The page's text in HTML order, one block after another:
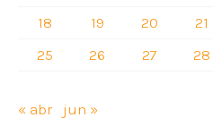
18
19 20 21
25
26 27 28
« abr jun »